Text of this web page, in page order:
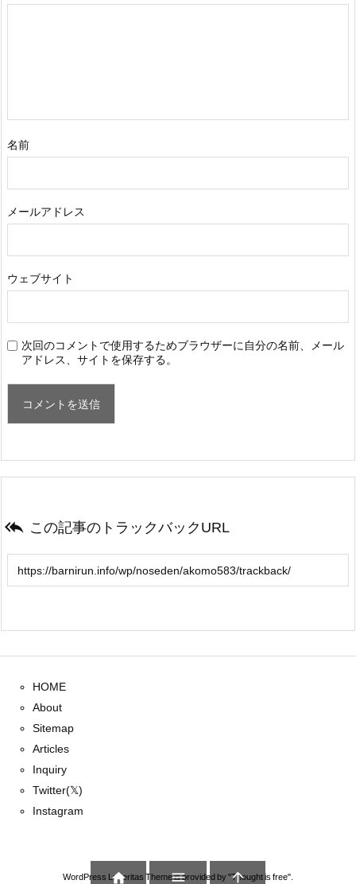
名前
メールアドレス
ウェブサイト
次回のコメントで使用するためブラウザーに自分の名前、メール
アドレス、サイトを保存する。
 この記事のトラックバックURL
HOME
About
Sitemap
Articles
Inquiry
Twitter(𝕏)
Instagram
WordPress Luxeritas Theme is provided by "Thought is free".
  